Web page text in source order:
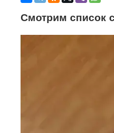
Смотрим список